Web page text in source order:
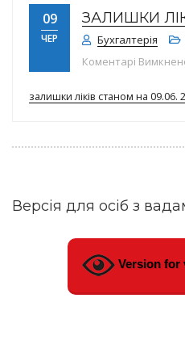
09
ЧЕР
ЗАЛИШКИ
Бухгалтерія
Коментарі
залишки ліків станом на 09.06.
Версія для осіб з
Version for